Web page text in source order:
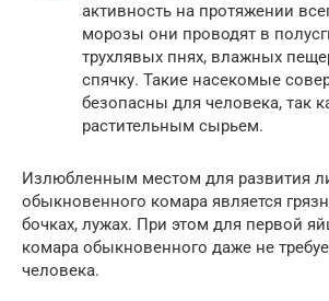
активность на протяжении
морозы они проводят в
трухлявых пнях, влажных
спячку. Такие насекомые
безопасны для человека, так
растительным сырьем.
Излюбленным местом для развития
обыкновенного комара является
бочках, лужах. При этом для первой
комара обыкновенного даже не
человека.